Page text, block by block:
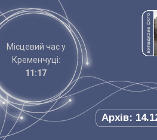
Місцевий час у
Кременчуці:
11:17
Архів: